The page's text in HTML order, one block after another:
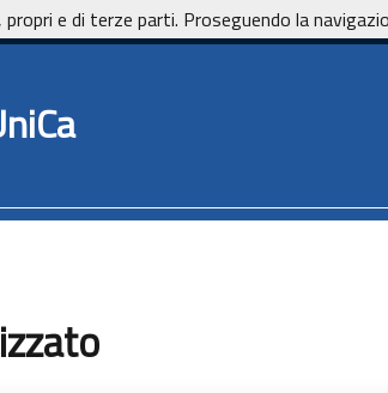
e di terze parti. Proseguendo la